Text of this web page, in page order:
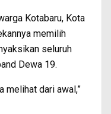
Kotabaru, Kota
memilih
seluruh
Dewa 19.
melihat dari awal,”